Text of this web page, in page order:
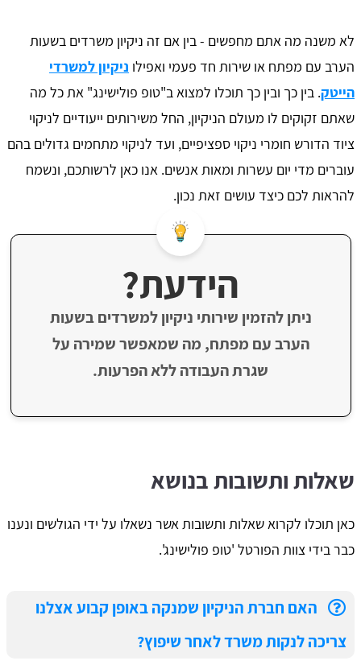
לא משנה מה אתם מחפשים - בין אם זה ניקיון משרדים בשעות
הערב עם מפתח או שירות חד פעמי ואפילו ניקיון למשרדי
הייטק. בין כך ובין כך תוכלו למצוא ב"טופ פולישינג" את כל מה
שאתם זקוקים לו מעולם הניקיון, החל משירותים ייעודיים לניקוי
ציוד הדורש חומרי ניקוי ספציפיים, ועד לניקוי מתחמים גדולים בהם
עוברים מדי יום עשרות ומאות אנשים. אנו כאן לרשותכם, ונשמח
להראות לכם כיצד עושים זאת נכון.
הידעת?
ניתן להזמין שירותי ניקיון למשרדים בשעות
הערב עם מפתח, מה שמאפשר שמירה על
שגרת העבודה ללא הפרעות.
שאלות ותשובות בנושא
כאן תוכלו לקרוא שאלות ותשובות אשר נשאלו על ידי הגולשים ונענו
כבר בידי צוות הפורטל 'טופ פולישינג'.
האם חברת הניקיון שמנקה באופן קבוע אצלנו
צריכה לנקות משרד לאחר שיפוץ?